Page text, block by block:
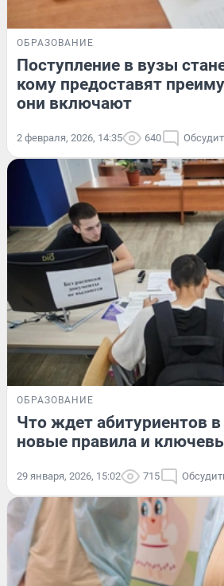
ОБРАЗОВАНИЕ
Поступление в вузы
кому предоставят
они включают
2 февраля, 2026, 14:35 640
ОБРАЗОВАНИЕ
Что ждет абитуриентов в
новые правила и
29 января, 2026, 15:02 715